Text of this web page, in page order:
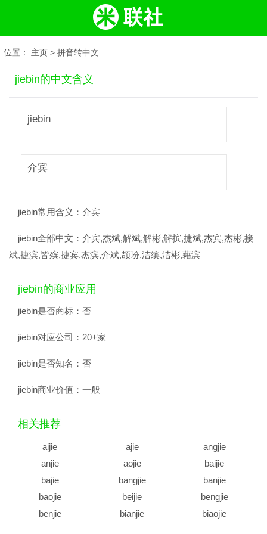
位置： 主页 > 拼音转中文
jiebin的中文含义
jiebin
介宾
jiebin常用含义： 介宾
jiebin全部中文： 介宾,杰斌,解斌,解彬,解摈,捷斌,杰宾,杰彬,接
斌,捷滨,皆殡,捷宾,杰滨,介斌,颉玢,洁缤,洁彬,藉滨
jiebin的商业应用
jiebin是否商标： 否
jiebin对应公司： 20+家
jiebin是否知名： 否
jiebin商业价值： 一般
相关推荐
aijie ajie
angjie
anjie
aojie
baijie
bajie
bangjie
banjie
baojie
beijie
bengjie
benjie
bianjie
biaojie